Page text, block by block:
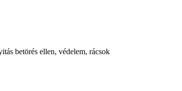
betörés ellen, védelem, rácsok